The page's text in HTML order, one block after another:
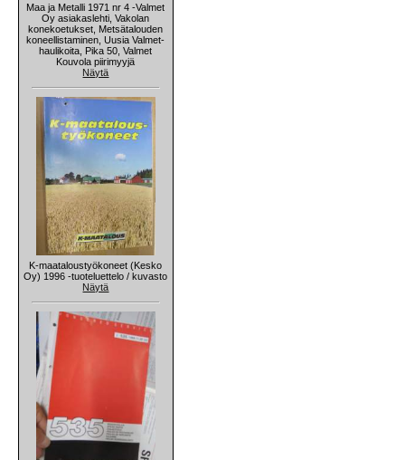
Maa ja Metalli 1971 nr 4 -Valmet
Oy asiakaslehti, Vakolan
konekoetukset, Metsätalouden
koneellistaminen, Uusia Valmet-
haulikoita, Pika 50, Valmet
Kouvola piirimyyjä
Näytä
K-maataloustyökoneet (Kesko
Oy) 1996 -tuoteluettelo / kuvasto
Näytä